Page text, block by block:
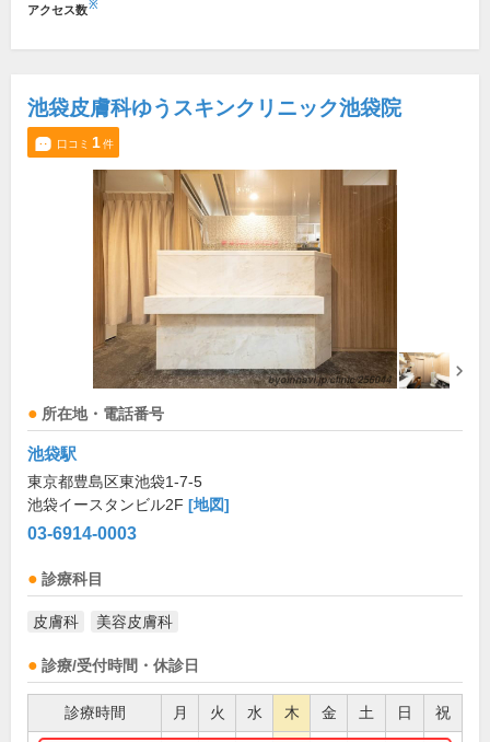
アクセス数※
池袋皮膚科ゆうスキンクリニック池袋院
口コミ 1件
所在地・電話番号
池袋駅
東京都豊島区東池袋1-7-5
池袋イースタンビル2F [地図]
03-6914-0003
診療科目
皮膚科 美容皮膚科
診療/受付時間・休診日
診療時間 月 火 水 木 金 土 日 祝